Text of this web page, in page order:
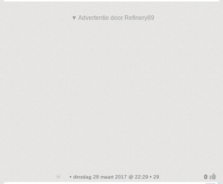
▼ Advertentie door Refinery89
• dinsdag 28 maart 2017 @ 22:29 • 29